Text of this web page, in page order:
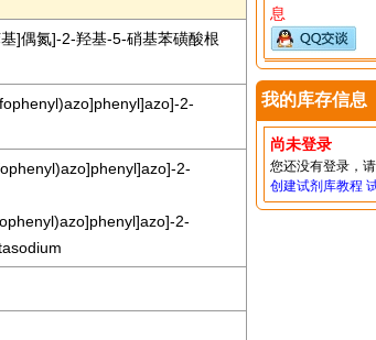
]偶氮]-2-羟基-5-硝基苯磺酸根
2-
2-
2-
息
我的库存信息
尚未登录
您还没有登录，
创建试剂库教程